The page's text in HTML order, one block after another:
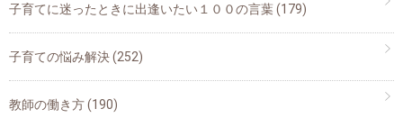
子育てに迷ったときに出逢いたい１００の言葉(179)
子育ての悩み解決(252)
教師の働き方(190)